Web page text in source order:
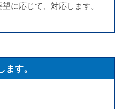
に応じて、対応します。
す。